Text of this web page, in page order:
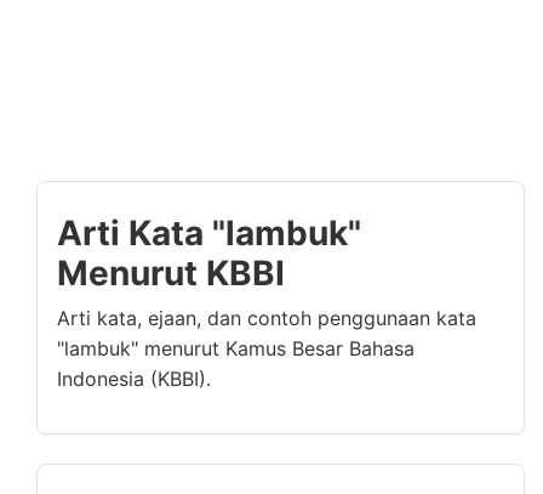
Arti Kata "lambuk"
Menurut KBBI
Arti kata, ejaan, dan contoh penggunaan kata
"lambuk" menurut Kamus Besar Bahasa
Indonesia (KBBI).